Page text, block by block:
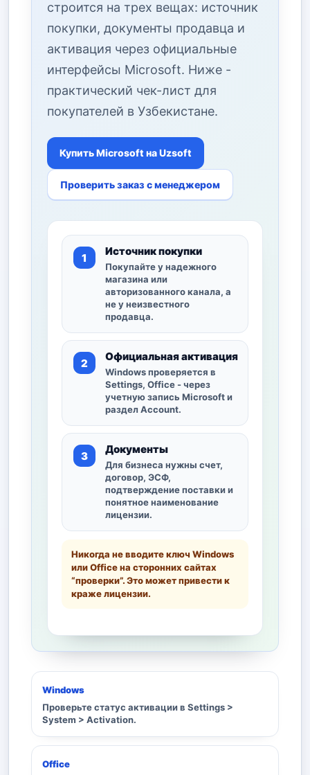
строится на трех вещах: источник
покупки, документы продавца и
активация через официальные
интерфейсы Microsoft. Ниже -
практический чек-лист для
покупателей в Узбекистане.
Купить Microsoft на Uzsoft
Проверить заказ с менеджером
Источник покупки
Покупайте у надежного
магазина или
авторизованного канала, а
не у неизвестного
продавца.
Официальная активация
Windows проверяется в
Settings, Office - через
учетную запись Microsoft и
раздел Account.
Документы
Для бизнеса нужны счет,
договор, ЭСФ,
подтверждение поставки и
понятное наименование
лицензии.
Никогда не вводите ключ Windows
или Office на сторонних сайтах
“проверки”. Это может привести к
краже лицензии.
Windows
Проверьте статус активации в Settings >
System > Activation.
Office